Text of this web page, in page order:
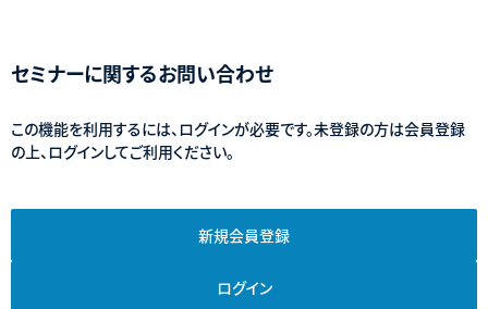
セミナーに関するお問い合わせ
この機能を利用するには、ログインが必要です。未登録の方は会員登録
の上、ログインしてご利用ください。
新規会員登録
ログイン